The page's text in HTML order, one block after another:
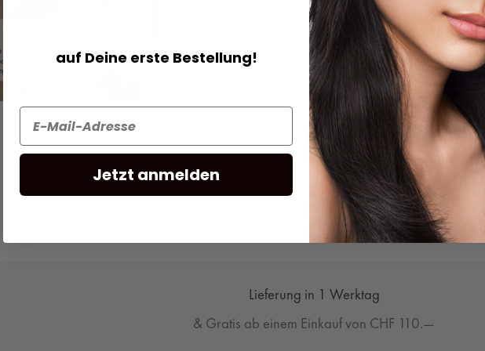
VELVET SMOOTH CONDITIONER
80ml 250ml 1000ml
VELVET
80ml 300ml
CHF
CARE WHITE DISPENSER 1L
CHF 6.50
MEHR
Lieferung in 1 Werktag
& Gratis ab einem Einkauf von CHF 110.—
auf Deine erste Bestellung!
Jetzt anmelden